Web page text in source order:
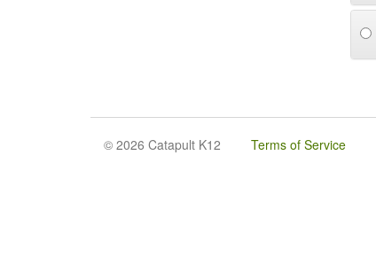
© 2026 Catapult K12 Terms of Service